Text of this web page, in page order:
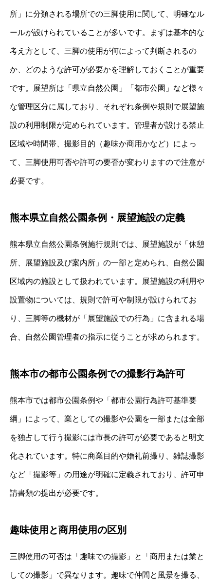
所」に分類される場所での三脚使用に関して、明確なル
ールが設けられていることが多いです。まずは基本的な
考え方として、三脚の使用が何によって判断されるの
か、どのような許可が必要かを理解しておくことが重要
です。展望所は「県立自然公園」「都市公園」など様々
な管理区分に属しており、それぞれ条例や規則で展望施
設の利用制限が定められています。管理者が設ける禁止
区域や時間帯、撮影目的（趣味か商用かなど）によっ
て、三脚使用可否や許可の要否が変わりますので注意が
必要です。
熊本県立自然公園条例・展望施設の定義
熊本県立自然公園条例施行規則では、展望施設が「休憩
所、展望施設及び案内所」の一部と定められ、自然公園
区域内の施設として扱われています。展望施設の利用や
設置物については、規則で許可や制限が設けられてお
り、三脚等の機材が「展望施設での行為」に含まれる場
合、自然公園管理者の指示に従うことが求められます。
熊本市の都市公園条例での撮影行為許可
熊本市では都市公園条例や「都市公園行為許可基準要
綱」によって、業としての撮影や公園を一部または全部
を独占して行う撮影には市長の許可が必要であると明文
化されています。特に商業目的や婚礼前撮り、雑誌撮影
など「撮影等」の用途が明確に定義されており、許可申
請書類の提出が必要です。
趣味使用と商用使用の区別
三脚使用の可否は「趣味での撮影」と「商用または業と
しての撮影」で異なります。趣味で仲間と風景を撮る、